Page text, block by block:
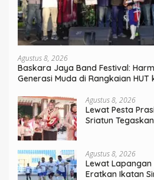
Agustus 8, 2026
Baskara Jaya Band Festival:
Generasi Muda di Rangkaian
Agustus 8, 2026
Lewat Pesta
Sriatun
Agustus 8, 2026
Lewat Lapangan
Eratkan Ikatan